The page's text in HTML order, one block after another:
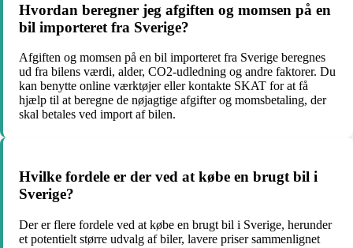
Hvordan beregner jeg afgiften og momsen på en
bil importeret fra Sverige?
Afgiften og momsen på en bil importeret fra Sverige beregnes
ud fra bilens værdi, alder, CO2-udledning og andre faktorer. Du
kan benytte online værktøjer eller kontakte SKAT for at få
hjælp til at beregne de nøjagtige afgifter og momsbetaling, der
skal betales ved import af bilen.
Hvilke fordele er der ved at købe en brugt bil i
Sverige?
Der er flere fordele ved at købe en brugt bil i Sverige, herunder
et potentielt større udvalg af biler, lavere priser sammenlignet